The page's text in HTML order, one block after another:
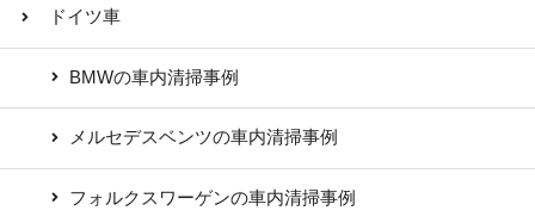
ドイツ車
BMWの車内清掃事例
メルセデスベンツの車内清掃事例
フォルクスワーゲンの車内清掃事例